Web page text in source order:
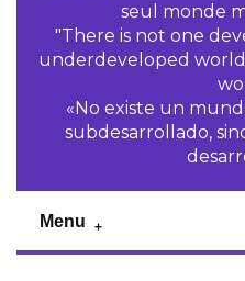
seul monde
"There is not one
underdeveloped
«No existe un
subdesarrollado,
Menu